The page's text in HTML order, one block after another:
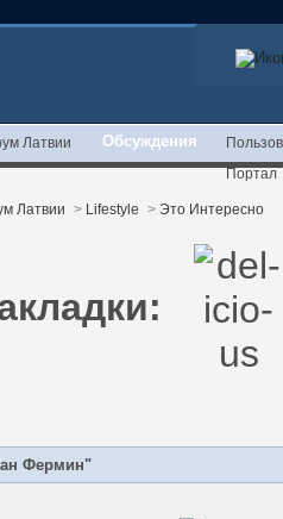
Латвии Обсуждения
Портал
Латвии > Lifestyle > Это Интересно
Фермин"